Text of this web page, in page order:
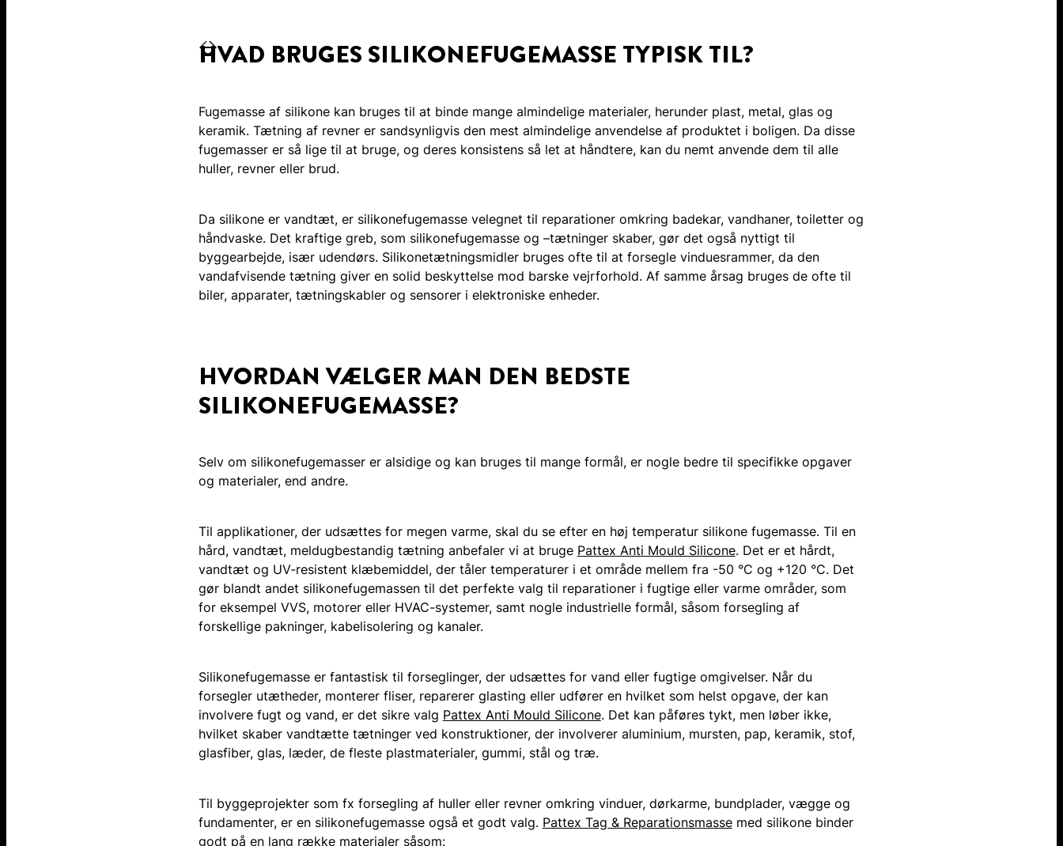
HVAD BRUGES SILIKONEFUGEMASSE TYPISK TIL?
Fugemasse af silikone kan bruges til at binde mange almindelige materialer, herunder plast, metal, glas og
keramik. Tætning af revner er sandsynligvis den mest almindelige anvendelse af produktet i boligen. Da disse
fugemasser er så lige til at bruge, og deres konsistens så let at håndtere, kan du nemt anvende dem til alle
huller, revner eller brud.
Da silikone er vandtæt, er silikonefugemasse velegnet til reparationer omkring badekar, vandhaner, toiletter og
håndvaske. Det kraftige greb, som silikonefugemasse og –tætninger skaber, gør det også nyttigt til
byggearbejde, især udendørs. Silikonetætningsmidler bruges ofte til at forsegle vinduesrammer, da den
vandafvisende tætning giver en solid beskyttelse mod barske vejrforhold. Af samme årsag bruges de ofte til
biler, apparater, tætningskabler og sensorer i elektroniske enheder.
HVORDAN VÆLGER MAN DEN BEDSTE
SILIKONEFUGEMASSE?
Selv om silikonefugemasser er alsidige og kan bruges til mange formål, er nogle bedre til specifikke opgaver
og materialer, end andre.
Til applikationer, der udsættes for megen varme, skal du se efter en høj temperatur silikone fugemasse. Til en
hård, vandtæt, meldugbestandig tætning anbefaler vi at bruge Pattex Anti Mould Silicone. Det er et hårdt,
vandtæt og UV-resistent klæbemiddel, der tåler temperaturer i et område mellem fra -50 °C og +120 °C. Det
gør blandt andet silikonefugemassen til det perfekte valg til reparationer i fugtige eller varme områder, som
for eksempel VVS, motorer eller HVAC-systemer, samt nogle industrielle formål, såsom forsegling af
forskellige pakninger, kabelisolering og kanaler.
Silikonefugemasse er fantastisk til forseglinger, der udsættes for vand eller fugtige omgivelser. Når du
forsegler utætheder, monterer fliser, reparerer glasting eller udfører en hvilket som helst opgave, der kan
involvere fugt og vand, er det sikre valg Pattex Anti Mould Silicone. Det kan påføres tykt, men løber ikke,
hvilket skaber vandtætte tætninger ved konstruktioner, der involverer aluminium, mursten, pap, keramik, stof,
glasfiber, glas, læder, de fleste plastmaterialer, gummi, stål og træ.
Til byggeprojekter som fx forsegling af huller eller revner omkring vinduer, dørkarme, bundplader, vægge og
fundamenter, er en silikonefugemasse også et godt valg. Pattex Tag & Reparationsmassemed silikone binder
godt på en lang række materialer såsom: